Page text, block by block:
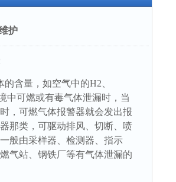
护
含量，如空气中的H2、
中可燃或有毒气体泄漏时，当
，可燃气体报警器就会发出报
那类，可驱动排风、切断、喷
般由采样器、检测器、指示
气站、钢铁厂等有气体泄漏的